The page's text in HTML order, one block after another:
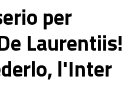
per
Laurentiis!
l'Inter